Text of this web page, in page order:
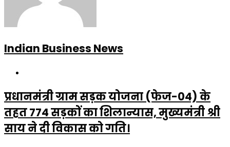
Indian Business News
प्रधानमंत्री ग्राम सड़क योजना (फेज-04) के
तहत 774 सड़कों का शिलान्यास, मुख्यमंत्री श्री
साय ने दी विकास को गति।